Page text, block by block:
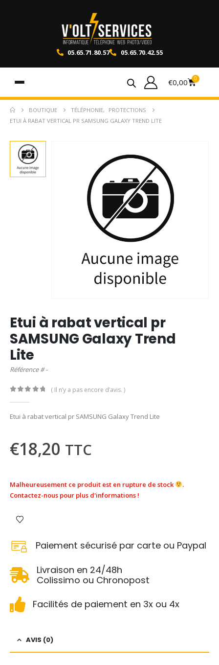
05.65.71.80.57 05.65.70.42.55
€0,00 0
BOUTIQUE TÉLÉPHONIE,
PROTECTIONS
ETUI À RABAT VERTICAL PR SAMSUNG GALAXY TREND LITE
Etui à rabat vertical pr
SAMSUNG Galaxy Trend
Lite
Référence # -
( Il n’y a pas encore d’avis. )
Etui à rabat vertical pr SAMSUNG Galaxy Trend Lite
€18,20 TTC
Malheureusement ce produit est en rupture de stock
.
Contactez-nous pour plus d'informations !
Paiement sécurisé par carte ou Paypal
Livraison en 24/48h
Colissimo ou Chronopost
Facilités de paiement en 3x ou 4x
AVIS (0)